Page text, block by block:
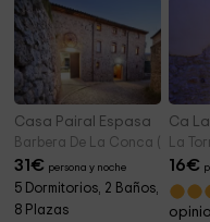
Casa Pairal Espasa
Barbera De La Conca
31€ persona y noche
5 Dormitorios, 2 Baños,
8 Plazas
Ca
La
16€